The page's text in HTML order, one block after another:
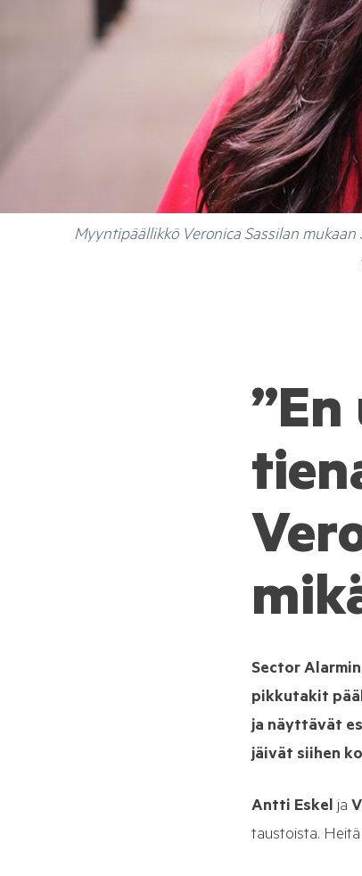
Myyntipäällikkö Veronica Sassilan
Sector
pikkutakit
ja näyttävät
jäivät siihen
Antti Eskel ja
taustoista.